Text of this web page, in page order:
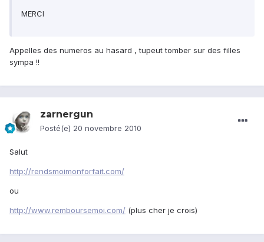
MERCI
Appelles des numeros au hasard , tupeut tomber sur des filles
sympa !!
zarnergun
Posté(e) 20 novembre 2010
Salut
http://rendsmoimonforfait.com/
ou
http://www.remboursemoi.com/ (plus cher je crois)